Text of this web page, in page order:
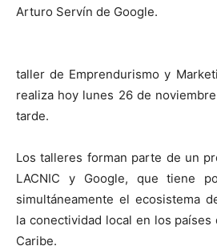
Arturo Servín de Google.
taller de Emprendurismo y
realiza hoy lunes 26 de
tarde.
Los talleres forman parte de un
LACNIC y Google, que tiene
simultáneamente el ecosistema
la conectividad local en los
Caribe.